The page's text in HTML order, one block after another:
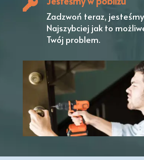
Zadzwoń teraz,
Najszybciej jak to
Twój problem.